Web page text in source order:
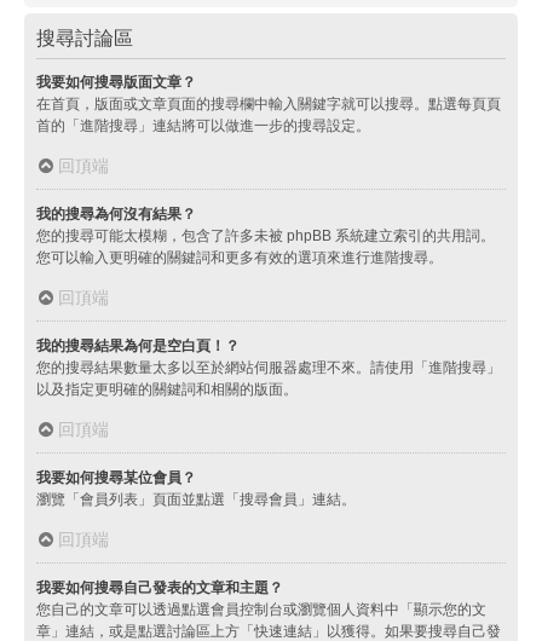
搜尋討論區
我要如何搜尋版面文章？
在首頁，版面或文章頁面的搜尋欄中輸入關鍵字就可以搜尋。點選每頁頁
首的「進階搜尋」連結將可以做進一步的搜尋設定。
回頂端
我的搜尋為何沒有結果？
您的搜尋可能太模糊，包含了許多未被 phpBB 系統建立索引的共用詞。
您可以輸入更明確的關鍵詞和更多有效的選項來進行進階搜尋。
回頂端
我的搜尋結果為何是空白頁！？
您的搜尋結果數量太多以至於網站伺服器處理不來。請使用「進階搜尋」
以及指定更明確的關鍵詞和相關的版面。
回頂端
我要如何搜尋某位會員？
瀏覽「會員列表」頁面並點選「搜尋會員」連結。
回頂端
我要如何搜尋自己發表的文章和主題？
您自己的文章可以透過點選會員控制台或瀏覽個人資料中「顯示您的文
章」連結，或是點選討論區上方「快速連結」以獲得。如果要搜尋自己發